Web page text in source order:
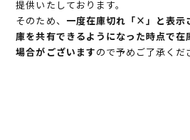
提供いたしております。
そのため、 一度在庫切れ「×」と表示
庫を共有できるようになった時点で在
場合がございますので予めご了承くだ